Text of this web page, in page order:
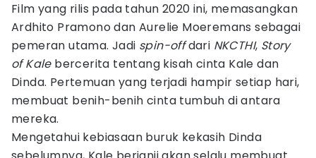
Film yang rilis pada tahun 2020 ini, memasangkan
Ardhito Pramono dan Aurelie Moeremans sebagai
pemeran utama. Jadi spin-offdari NKCTHI, Story
of Kalebercerita tentang kisah cinta Kale dan
Dinda. Pertemuan yang terjadi hampir setiap hari,
membuat benih-benih cinta tumbuh di antara
mereka.
Mengetahui kebiasaan buruk kekasih Dinda